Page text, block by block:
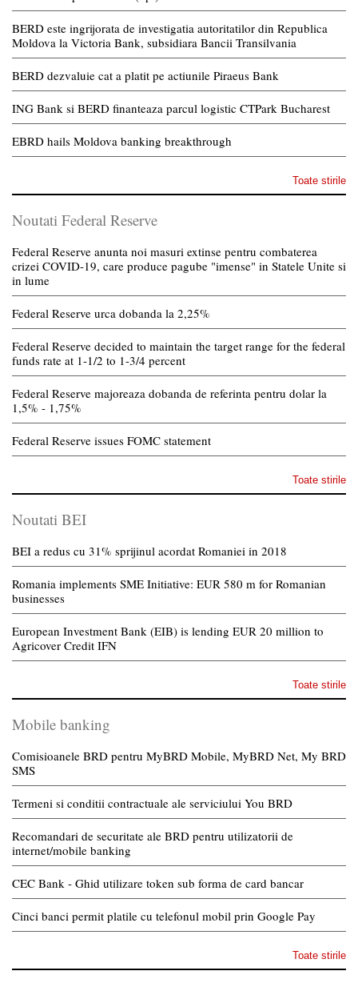
BERD este ingrijorata de investigatia autoritatilor din Republica
Moldova la Victoria Bank, subsidiara Bancii Transilvania
BERD dezvaluie cat a platit pe actiunile Piraeus Bank
ING Bank si BERD finanteaza parcul logistic CTPark Bucharest
EBRD hails Moldova banking breakthrough
Toate stirile
Noutati Federal Reserve
Federal Reserve anunta noi masuri extinse pentru combaterea
crizei COVID-19, care produce pagube "imense" in Statele Unite si
in lume
Federal Reserve urca dobanda la 2,25%
Federal Reserve decided to maintain the target range for the federal
funds rate at 1-1/2 to 1-3/4 percent
Federal Reserve majoreaza dobanda de referinta pentru dolar la
1,5% - 1,75%
Federal Reserve issues FOMC statement
Toate stirile
Noutati BEI
BEI a redus cu 31% sprijinul acordat Romaniei in 2018
Romania implements SME Initiative: EUR 580 m for Romanian
businesses
European Investment Bank (EIB) is lending EUR 20 million to
Agricover Credit IFN
Toate stirile
Mobile banking
Comisioanele BRD pentru MyBRD Mobile, MyBRD Net, My BRD
SMS
Termeni si conditii contractuale ale serviciului You BRD
Recomandari de securitate ale BRD pentru utilizatorii de
internet/mobile banking
CEC Bank - Ghid utilizare token sub forma de card bancar
Cinci banci permit platile cu telefonul mobil prin Google Pay
Toate stirile